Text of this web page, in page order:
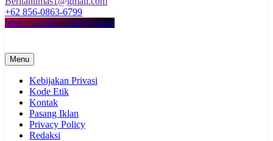
+62 856-0863-6799
https://youtube.com/@siaptv
Menu
Kebijakan Privasi
Kode Etik
Kontak
Pasang Iklan
Privacy Policy
Redaksi